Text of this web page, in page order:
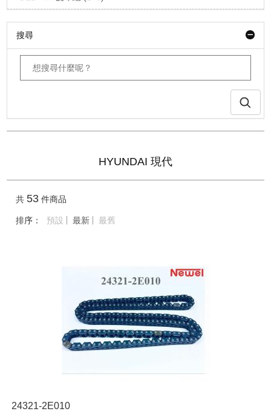
搜尋
HYUNDAI 現代
共 53 件商品
排序： 預設 最新 最舊
24321-2E010